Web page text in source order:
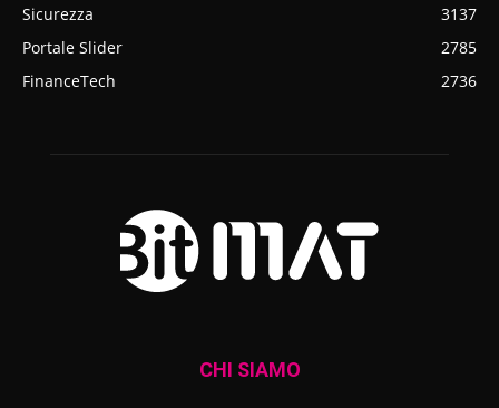
Sicurezza
3137
Portale Slider
2785
FinanceTech
2736
CHI SIAMO